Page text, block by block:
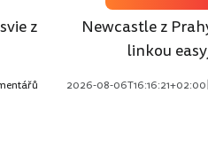
z
Newcastle z
linkou
2026-08-06T16:16:21+02:00